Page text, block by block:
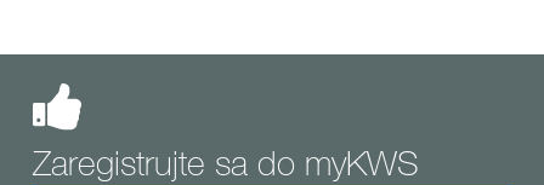
Zaregistrujte sa do myKWS